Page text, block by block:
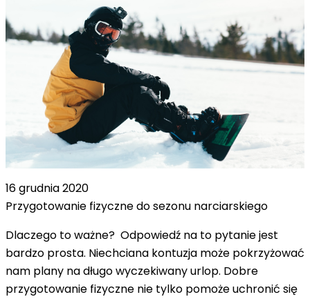
16 grudnia 2020
Przygotowanie fizyczne do sezonu narciarskiego
Dlaczego to ważne? Odpowiedź na to pytanie jest
bardzo prosta. Niechciana kontuzja może pokrzyżować
nam plany na długo wyczekiwany urlop. Dobre
przygotowanie fizyczne nie tylko pomoże uchronić się